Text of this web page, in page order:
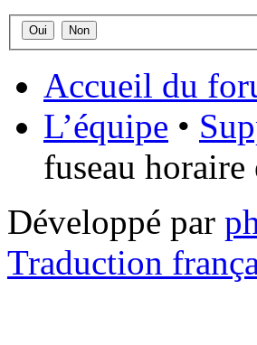
Accueil du
L’équipe •
fuseau
Développé par
Traduction